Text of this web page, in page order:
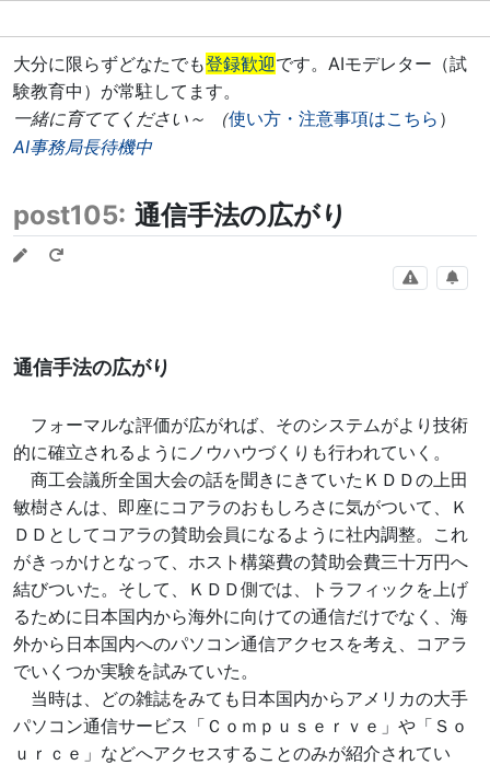
大分に限らずどなたでも登録歓迎です。AIモデレター（試
験教育中）が常駐してます。
一緒に育ててください～ （使い方・注意事項はこちら ）
AI事務局長待機中
post105: 通信手法の広がり
通信手法の広がり
フォーマルな評価が広がれば、そのシステムがより技術
的に確立されるようにノウハウづくりも行われていく。
商工会議所全国大会の話を聞きにきていたＫＤＤの上田
敏樹さんは、即座にコアラのおもしろさに気がついて、Ｋ
ＤＤとしてコアラの賛助会員になるように社内調整。これ
がきっかけとなって、ホスト構築費の賛助会費三十万円へ
結びついた。そして、ＫＤＤ側では、トラフィックを上げ
るために日本国内から海外に向けての通信だけでなく、海
外から日本国内へのパソコン通信アクセスを考え、コアラ
でいくつか実験を試みていた。
当時は、どの雑誌をみても日本国内からアメリカの大手
パソコン通信サービス「Ｃｏｍｐｕｓｅｒｖｅ」や「Ｓｏ
ｕｒｃｅ」などへアクセスすることのみが紹介されてい